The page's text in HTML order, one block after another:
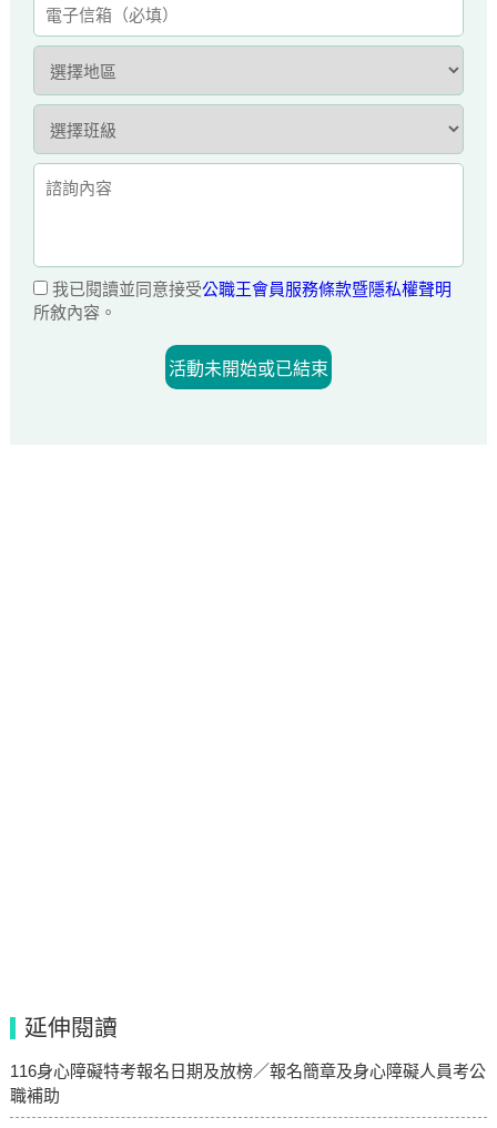
我已閱讀並同意接受公職王會員服務條款暨隱私權聲明
所敘內容。
活動未開始或已結束
延伸閱讀
116身心障礙特考報名日期及放榜／報名簡章及身心障礙人員考公
職補助